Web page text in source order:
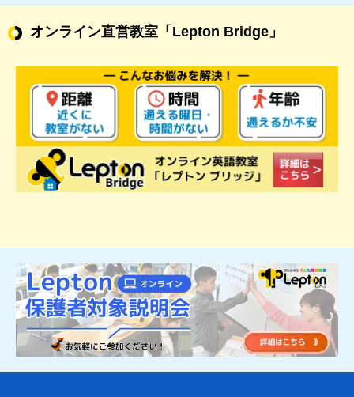
オンライン直営教室 「Lepton Bridge」